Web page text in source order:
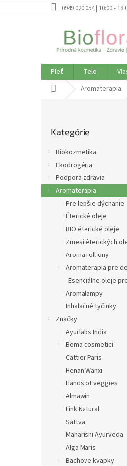
na
0949 020 054 | 10:00 -
Pleť Telo
DomovAromaterapia
kategórie
Kategórie
Biokozmetika
Ekodrogéria
Podpora zdravia
Aromaterapia
Pre lepšie dýchanie
Éterické oleje
BIO éterické oleje
Zmesi éterických
Aroma roll-ony
Aromaterapia pre
Esenciálne oleje
Aromalampy
Inhalačné tyčinky
Značky
Ayurlabs India
Bema cosmetici
Cattier Paris
Henan Wanxi
Hands of veggies
Almawin
Link Natural
Sattva
Maharishi Ayurveda
Alga Maris
Bachove kvapky